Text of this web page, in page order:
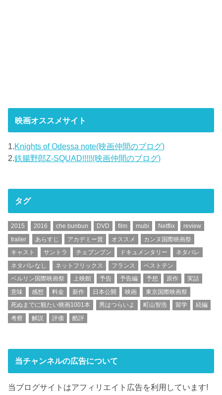
映画オススメサイト
1.Knights of Odessa note(映画仲間のブログ)
2.鉄腸野郎Z-SQUAD!!!!!(映画仲間のブログ)
タグ
2015 2016 che bunbun DVD film mubi Netflix
review
trailer
あらすじ アカデミー賞 オススメ
カンヌ国際映画祭
キャスト
サントラ チェブンブン ドキュメンタリー
ネタバレ
ネタバレなし
ネットフリックス フランス
ベストテン
ベルリン国際映画祭
上映館 予告 予告編 予想 原作
実話
意味
感想 料金 新作 日本公開 映画
東京国際映画祭
死ぬまでに観たい映画1001本
男はつらいよ 町山智浩 留学
続編
考察
解説 評価 酷評
当チャンネルの広告について
当ブログサイトはアフィリエイト広告を利用しています!